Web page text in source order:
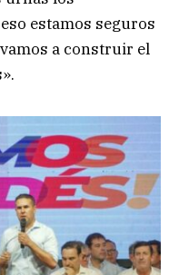
estamos seguros
a construir el